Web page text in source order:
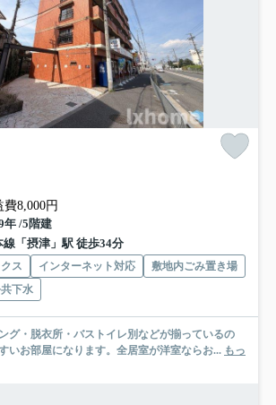
8,000円
年 /5階建
「摂津」駅 徒歩34分
ス インターネット対応
敷地内ごみ置き場
下水
グ・脱衣所・バストイレ別などが揃っているの
いお部屋になります。全居室が洋室ならお... もっ